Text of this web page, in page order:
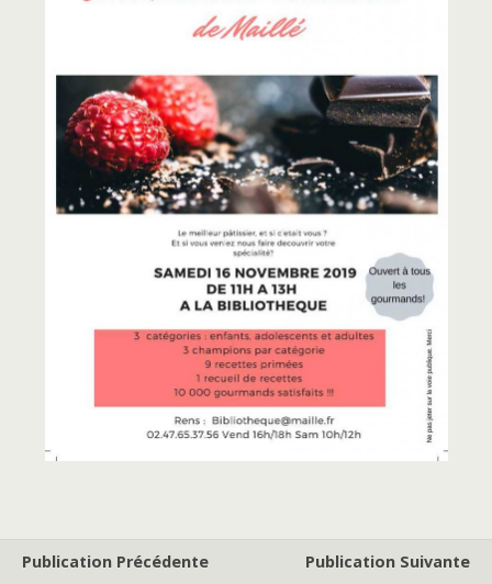
Publication Précédente
Publication Suivante